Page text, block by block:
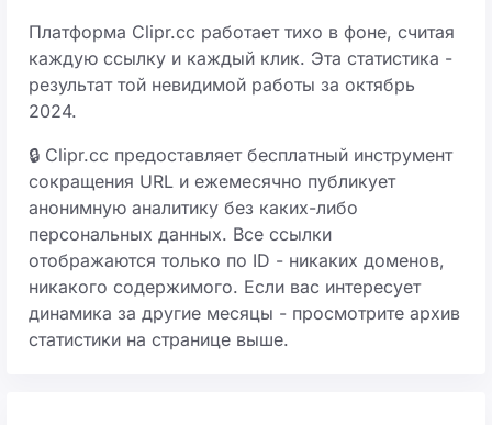
Платформа Clipr.cc работает тихо в фоне, считая
каждую ссылку и каждый клик. Эта статистика -
результат той невидимой работы за октябрь
2024.
🔒 Clipr.cc предоставляет бесплатный инструмент
сокращения URL и ежемесячно публикует
анонимную аналитику без каких-либо
персональных данных. Все ссылки
отображаются только по ID - никаких доменов,
никакого содержимого. Если вас интересует
динамика за другие месяцы - просмотрите архив
статистики на странице выше.